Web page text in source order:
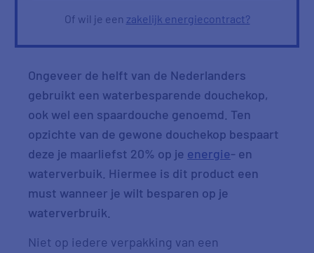
Of wil je een zakelijk energiecontract?
Ongeveer de helft van de Nederlanders
gebruikt een waterbesparende douchekop,
ook wel een spaardouche genoemd. Ten
opzichte van de gewone douchekop bespaart
deze je maarliefst 20% op je energie- en
waterverbuik. Hiermee is dit product een
must wanneer je wilt besparen op je
waterverbruik.
Niet op iedere verpakking van een